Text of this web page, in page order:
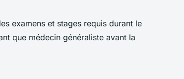
examens et stages requis durant le
que médecin généraliste avant la